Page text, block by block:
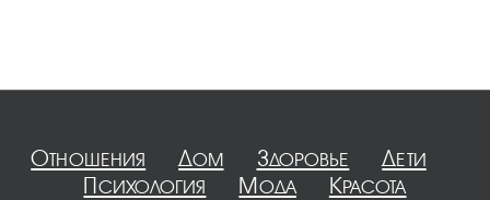
Отношения Дом Здоровье
Дети
Психология
Мода Красота